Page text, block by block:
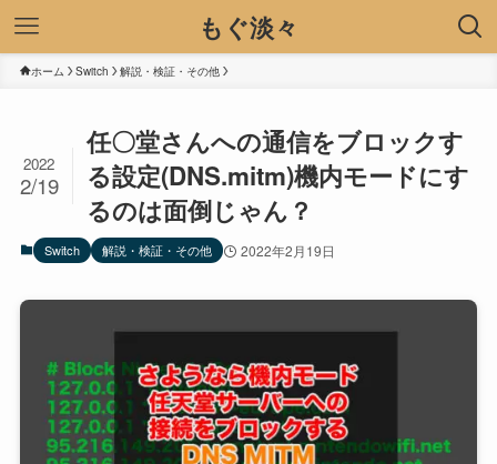
もぐ淡々
ホーム Switch 解説・検証・その他
任〇堂さんへの通信をブロックす
る設定(DNS.mitm)機内モードにす
るのは面倒じゃん？
2022
2/19
Switch 解説・検証・その他 2022年2月19日